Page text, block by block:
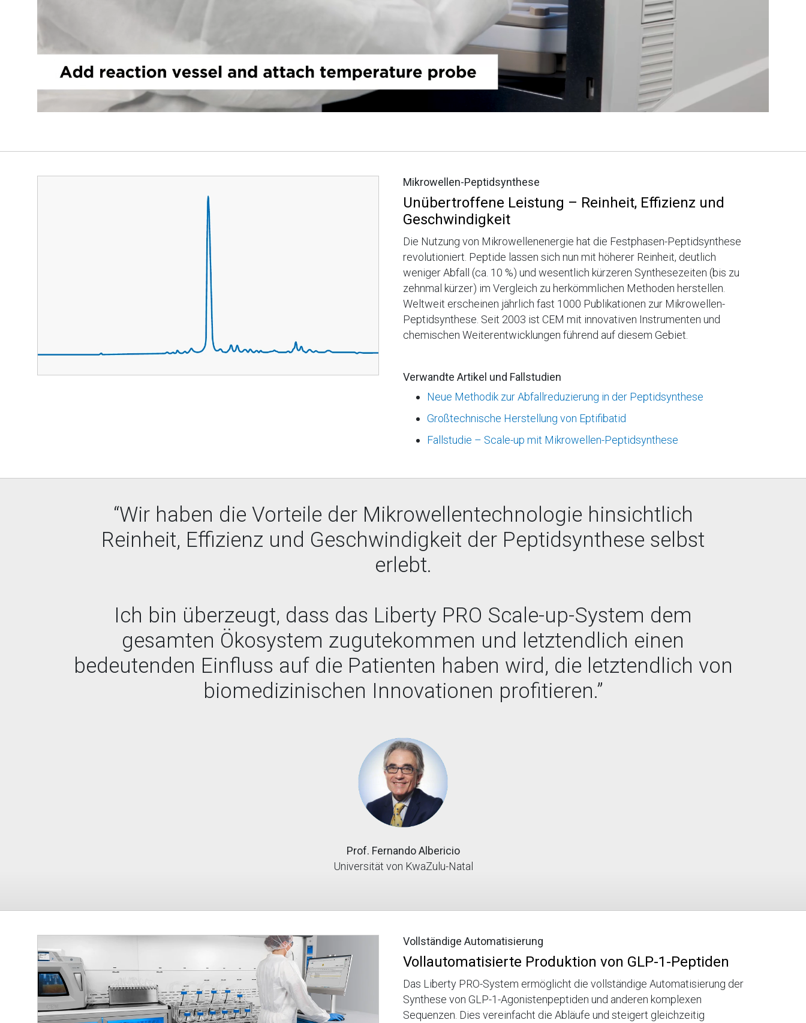
Mikrowellen-Peptidsynthese
Unübertroffene Leistung – Reinheit, Effizienz und
Geschwindigkeit
Die Nutzung von Mikrowellenenergie hat die Festphasen-Peptidsynthese
revolutioniert. Peptide lassen sich nun mit höherer Reinheit, deutlich
weniger Abfall (ca. 10 %) und wesentlich kürzeren Synthesezeiten (bis zu
zehnmal kürzer) im Vergleich zu herkömmlichen Methoden herstellen.
Weltweit erscheinen jährlich fast 1000 Publikationen zur Mikrowellen-
Peptidsynthese. Seit 2003 ist CEM mit innovativen Instrumenten und
chemischen Weiterentwicklungen führend auf diesem Gebiet.
Verwandte Artikel und Fallstudien
Neue Methodik zur Abfallreduzierung in der Peptidsynthese
Großtechnische Herstellung von Eptifibatid
Fallstudie – Scale-up mit Mikrowellen-Peptidsynthese
“Wir haben die Vorteile der Mikrowellentechnologie hinsichtlich
Reinheit, Effizienz und Geschwindigkeit der Peptidsynthese selbst
erlebt.
Ich bin überzeugt, dass das Liberty PRO Scale-up-System dem
gesamten Ökosystem zugutekommen und letztendlich einen
bedeutenden Einfluss auf die Patienten haben wird, die letztendlich von
biomedizinischen Innovationen profitieren.”
Prof. Fernando Albericio
Universität von KwaZulu-Natal
Vollständige Automatisierung
Vollautomatisierte Produktion von GLP-1-Peptiden
Das Liberty PRO-System ermöglicht die vollständige Automatisierung der
Synthese von GLP-1-Agonistenpeptiden und anderen komplexen
Sequenzen. Dies vereinfacht die Abläufe und steigert gleichzeitig